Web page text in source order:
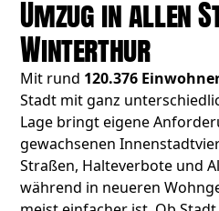
Umzug in allen
Winterthur
Mit rund 120.376
Stadt mit ganz
Lage bringt eigene
gewachsenen
Straßen, Halteverbote und
während in neueren